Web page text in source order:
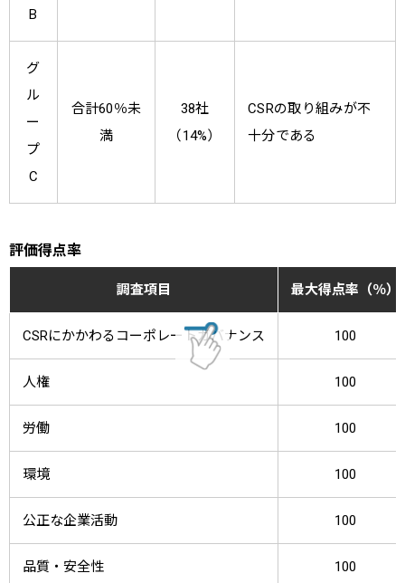
B
グ
ル
ー
プ
C
合計60％未
満
38社
（14%）
CSRの取り組みが不
十分である
評価得点率
調査項目 最大得点率（％）
CSRにかかわるコーポレートガバナンス 100
人権 100
労働 100
環境 100
公正な企業活動 100
品質・安全性 100